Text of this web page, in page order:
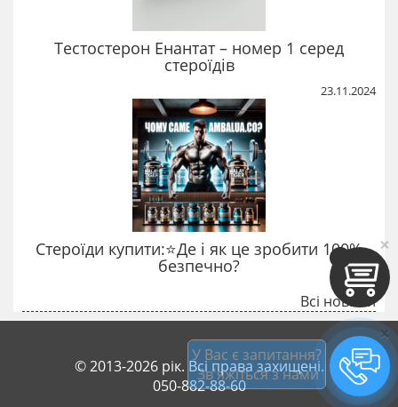
Тестостерон Енантат – номер 1 серед
стероїдів
23.11.2024
Стероїди купити:⭐Де і як це зробити 100%
безпечно?
Всі новини
© 2013-2026 рік. Всі права захищені.
050-882-88-60
×
У Вас є запитання?
Зв'яжіться з нами
×